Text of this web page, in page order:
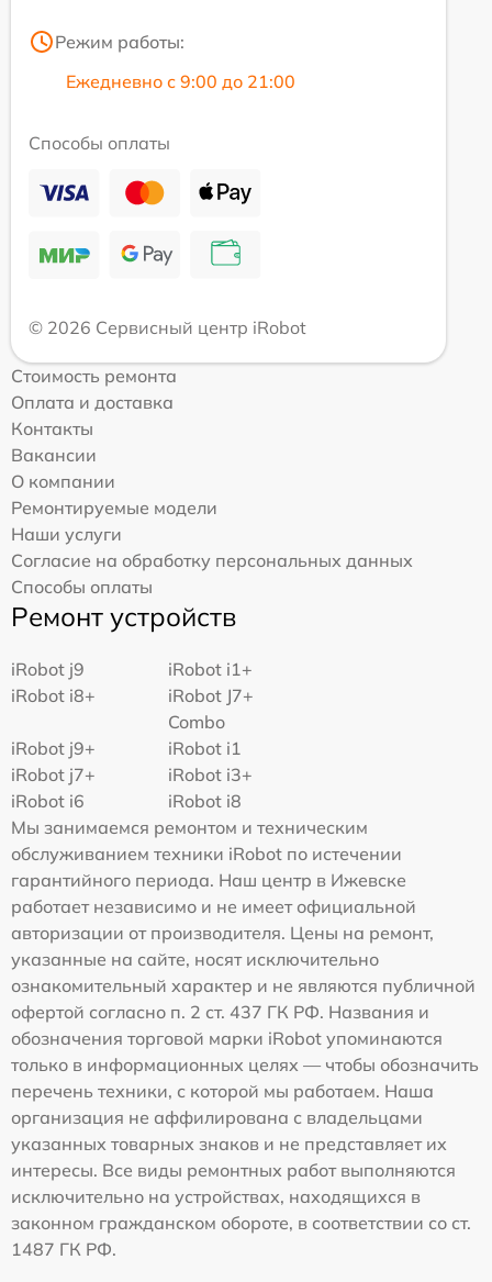
Режим работы:
Ежедневно с 9:00 до 21:00
Способы оплаты
© 2026 Сервисный центр iRobot
Стоимость ремонта
Оплата и доставка
Контакты
Вакансии
О компании
Ремонтируемые модели
Наши услуги
Согласие на обработку персональных данных
Способы оплаты
Ремонт устройств
iRobot j9
iRobot i1+
iRobot i8+
iRobot J7+
Combo
iRobot j9+
iRobot i1
iRobot j7+
iRobot i3+
iRobot i6
iRobot i8
Мы занимаемся ремонтом и техническим
обслуживанием техники iRobot по истечении
гарантийного периода. Наш центр в Ижевске
работает независимо и не имеет официальной
авторизации от производителя. Цены на ремонт,
указанные на сайте, носят исключительно
ознакомительный характер и не являются публичной
офертой согласно п. 2 ст. 437 ГК РФ. Названия и
обозначения торговой марки iRobot упоминаются
только в информационных целях — чтобы обозначить
перечень техники, с которой мы работаем. Наша
организация не аффилирована с владельцами
указанных товарных знаков и не представляет их
интересы. Все виды ремонтных работ выполняются
исключительно на устройствах, находящихся в
законном гражданском обороте, в соответствии со ст.
1487 ГК РФ.